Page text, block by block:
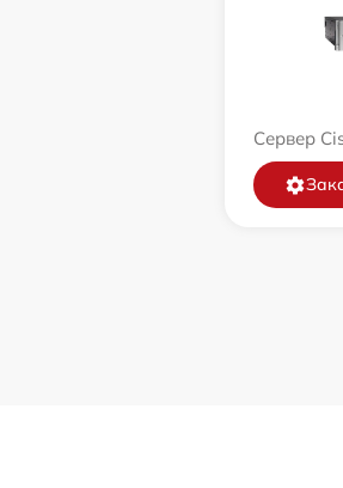
Сервер